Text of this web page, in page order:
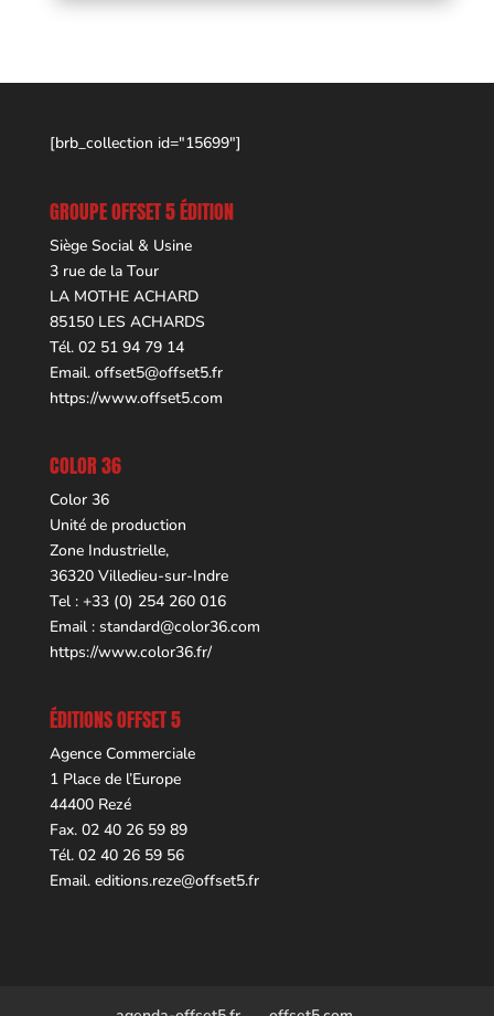
[brb_collection id="15699"]
GROUPE OFFSET 5 ÉDITION
Siège Social & Usine
3 rue de la Tour
LA MOTHE ACHARD
85150 LES ACHARDS
Tél. 02 51 94 79 14
Email. offset5@offset5.fr
https://www.offset5.com
COLOR 36
Color 36
Unité de production
Zone Industrielle,
36320 Villedieu-sur-Indre
Tel : +33 (0) 254 260 016
Email : standard@color36.com
https://www.color36.fr/
ÉDITIONS OFFSET 5
Agence Commerciale
1 Place de l’Europe
44400 Rezé
Fax. 02 40 26 59 89
Tél. 02 40 26 59 56
Email. editions.reze@offset5.fr